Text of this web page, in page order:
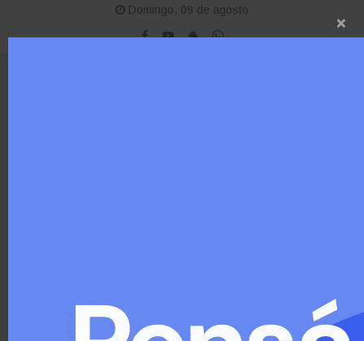
Domingo, 09 de agosto
×